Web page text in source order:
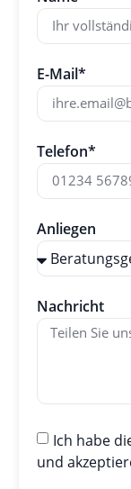
E-Mail*
Telefon*
Anliegen
Nachricht
Ich habe
und